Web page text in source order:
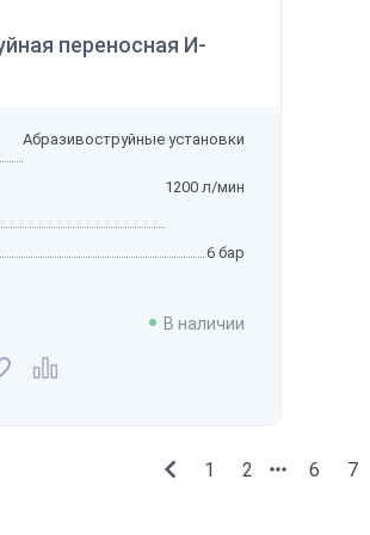
переносная И-
Абразивоструйные установки
1200 л/мин
6 бар
В наличии
1 2 6 7